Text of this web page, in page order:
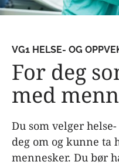
VG1 HELSE- OG
For deg
med
Du som velger
deg om og kunne ta
mennesker. Du bør